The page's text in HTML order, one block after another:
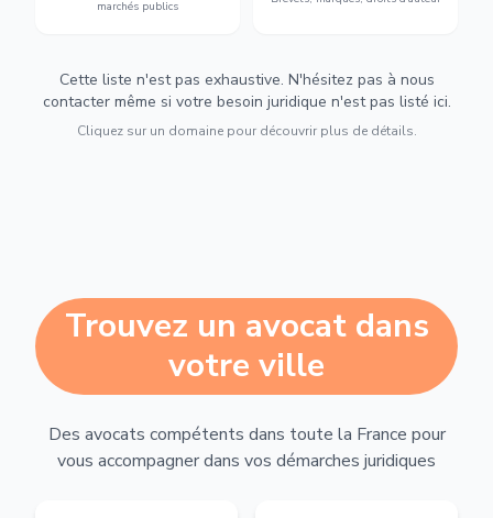
marchés publics
Cette liste n'est pas exhaustive. N'hésitez pas à nous
contacter même si votre besoin juridique n'est pas listé ici.
Cliquez sur un domaine pour découvrir plus de détails.
Trouvez un avocat dans
votre ville
Des avocats compétents dans toute la France pour
vous accompagner dans vos démarches juridiques